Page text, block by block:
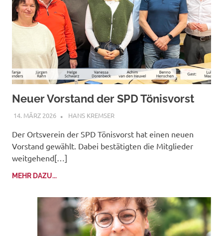
Neuer Vorstand der SPD Tönisvorst
14. MÄRZ 2026 HANS KREMSER
Der Ortsverein der SPD Tönisvorst hat einen neuen
Vorstand gewählt. Dabei bestätigten die Mitglieder
weitgehend[…]
MEHR DAZU...